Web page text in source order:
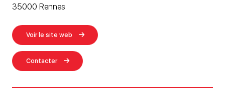
35000 Rennes
Voir le site web
Contacter